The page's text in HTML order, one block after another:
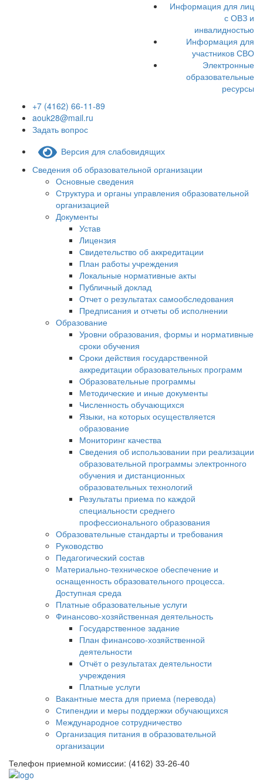
Информация для лиц
с ОВЗ и
инвалидностью
Информация для
участников СВО
Электронные
образовательные
ресурсы
+7 (4162) 66-11-89
aouk28@mail.ru
Задать вопрос
Версия для слабовидящих
Сведения об образовательной организации
Основные сведения
Структура и органы управления образовательной
организацией
Документы
Устав
Лицензия
Свидетельство об аккредитации
План работы учреждения
Локальные нормативные акты
Публичный доклад
Отчет о результатах самообследования
Предписания и отчеты об исполнении
Образование
Уровни образования, формы и нормативные
сроки обучения
Сроки действия государственной
аккредитации образовательных программ
Образовательные программы
Методические и иные документы
Численность обучающихся
Языки, на которых осуществляется
образование
Мониторинг качества
Сведения об использовании при реализации
образовательной программы электронного
обучения и дистанционных
образовательных технологий
Результаты приема по каждой
специальности среднего
профессионального образования
Образовательные стандарты и требования
Руководство
Педагогический состав
Материально-техническое обеспечение и
оснащенность образовательного процесса.
Доступная среда
Платные образовательные услуги
Финансово-хозяйственная деятельность
Государственное задание
План финансово-хозяйственной
деятельности
Отчёт о результатах деятельности
учреждения
Платные услуги
Вакантные места для приема (перевода)
Стипендии и меры поддержки обучающихся
Международное сотрудничество
Организация питания в образовательной
организации
Телефон приемной комиссии: (4162) 33-26-40